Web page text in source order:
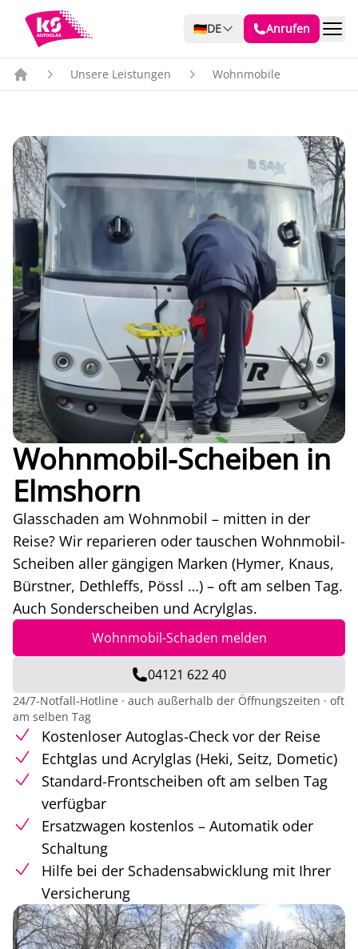
🇩🇪DE Anrufen
Startseite
Unsere Leistungen Wohnmobile
Wohnmobil-Scheiben in
Elmshorn
Glasschaden am Wohnmobil – mitten in der
Reise? Wir reparieren oder tauschen Wohnmobil-
Scheiben aller gängigen Marken (Hymer, Knaus,
Bürstner, Dethleffs, Pössl …) – oft am selben Tag.
Auch Sonderscheiben und Acrylglas.
Wohnmobil-Schaden melden
04121 622 40
24/7-Notfall-Hotline · auch außerhalb der Öffnungszeiten · oft
am selben Tag
Kostenloser Autoglas-Check vor der Reise
Echtglas und Acrylglas (Heki, Seitz, Dometic)
Standard-Frontscheiben oft am selben Tag
verfügbar
Ersatzwagen kostenlos – Automatik oder
Schaltung
Hilfe bei der Schadensabwicklung mit Ihrer
Versicherung